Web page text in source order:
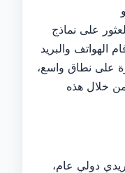
على نماذج
الهواتف والبريد
على نطاق واسع،
من خلال هذه
دولي عام،